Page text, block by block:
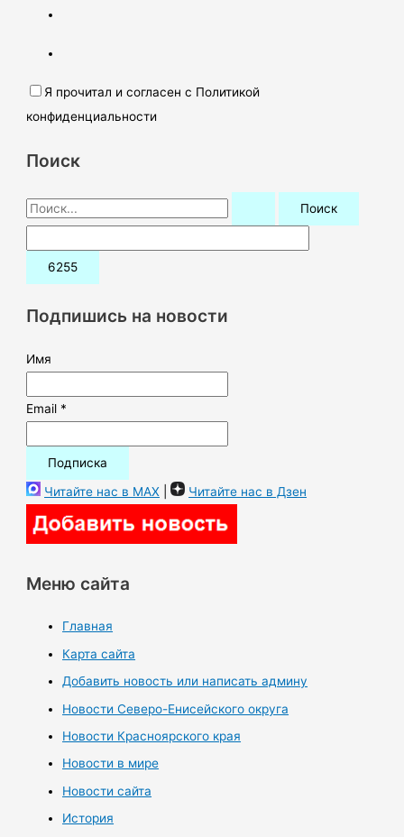
Я прочитал и согласен с Политикой
конфиденциальности
Поиск
П
о
и
:Подпишись на новости
Имя
Email *
Читайте нас в MAX | Читайте нас в Дзен
Меню сайта
Главная
Карта сайта
Добавить новость или написать админу
Новости Северо-Енисейского округа
Новости Красноярского края
Новости в мире
Новости сайта
История